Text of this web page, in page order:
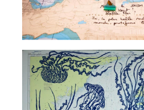
TALC02-08 – Claude Ponti